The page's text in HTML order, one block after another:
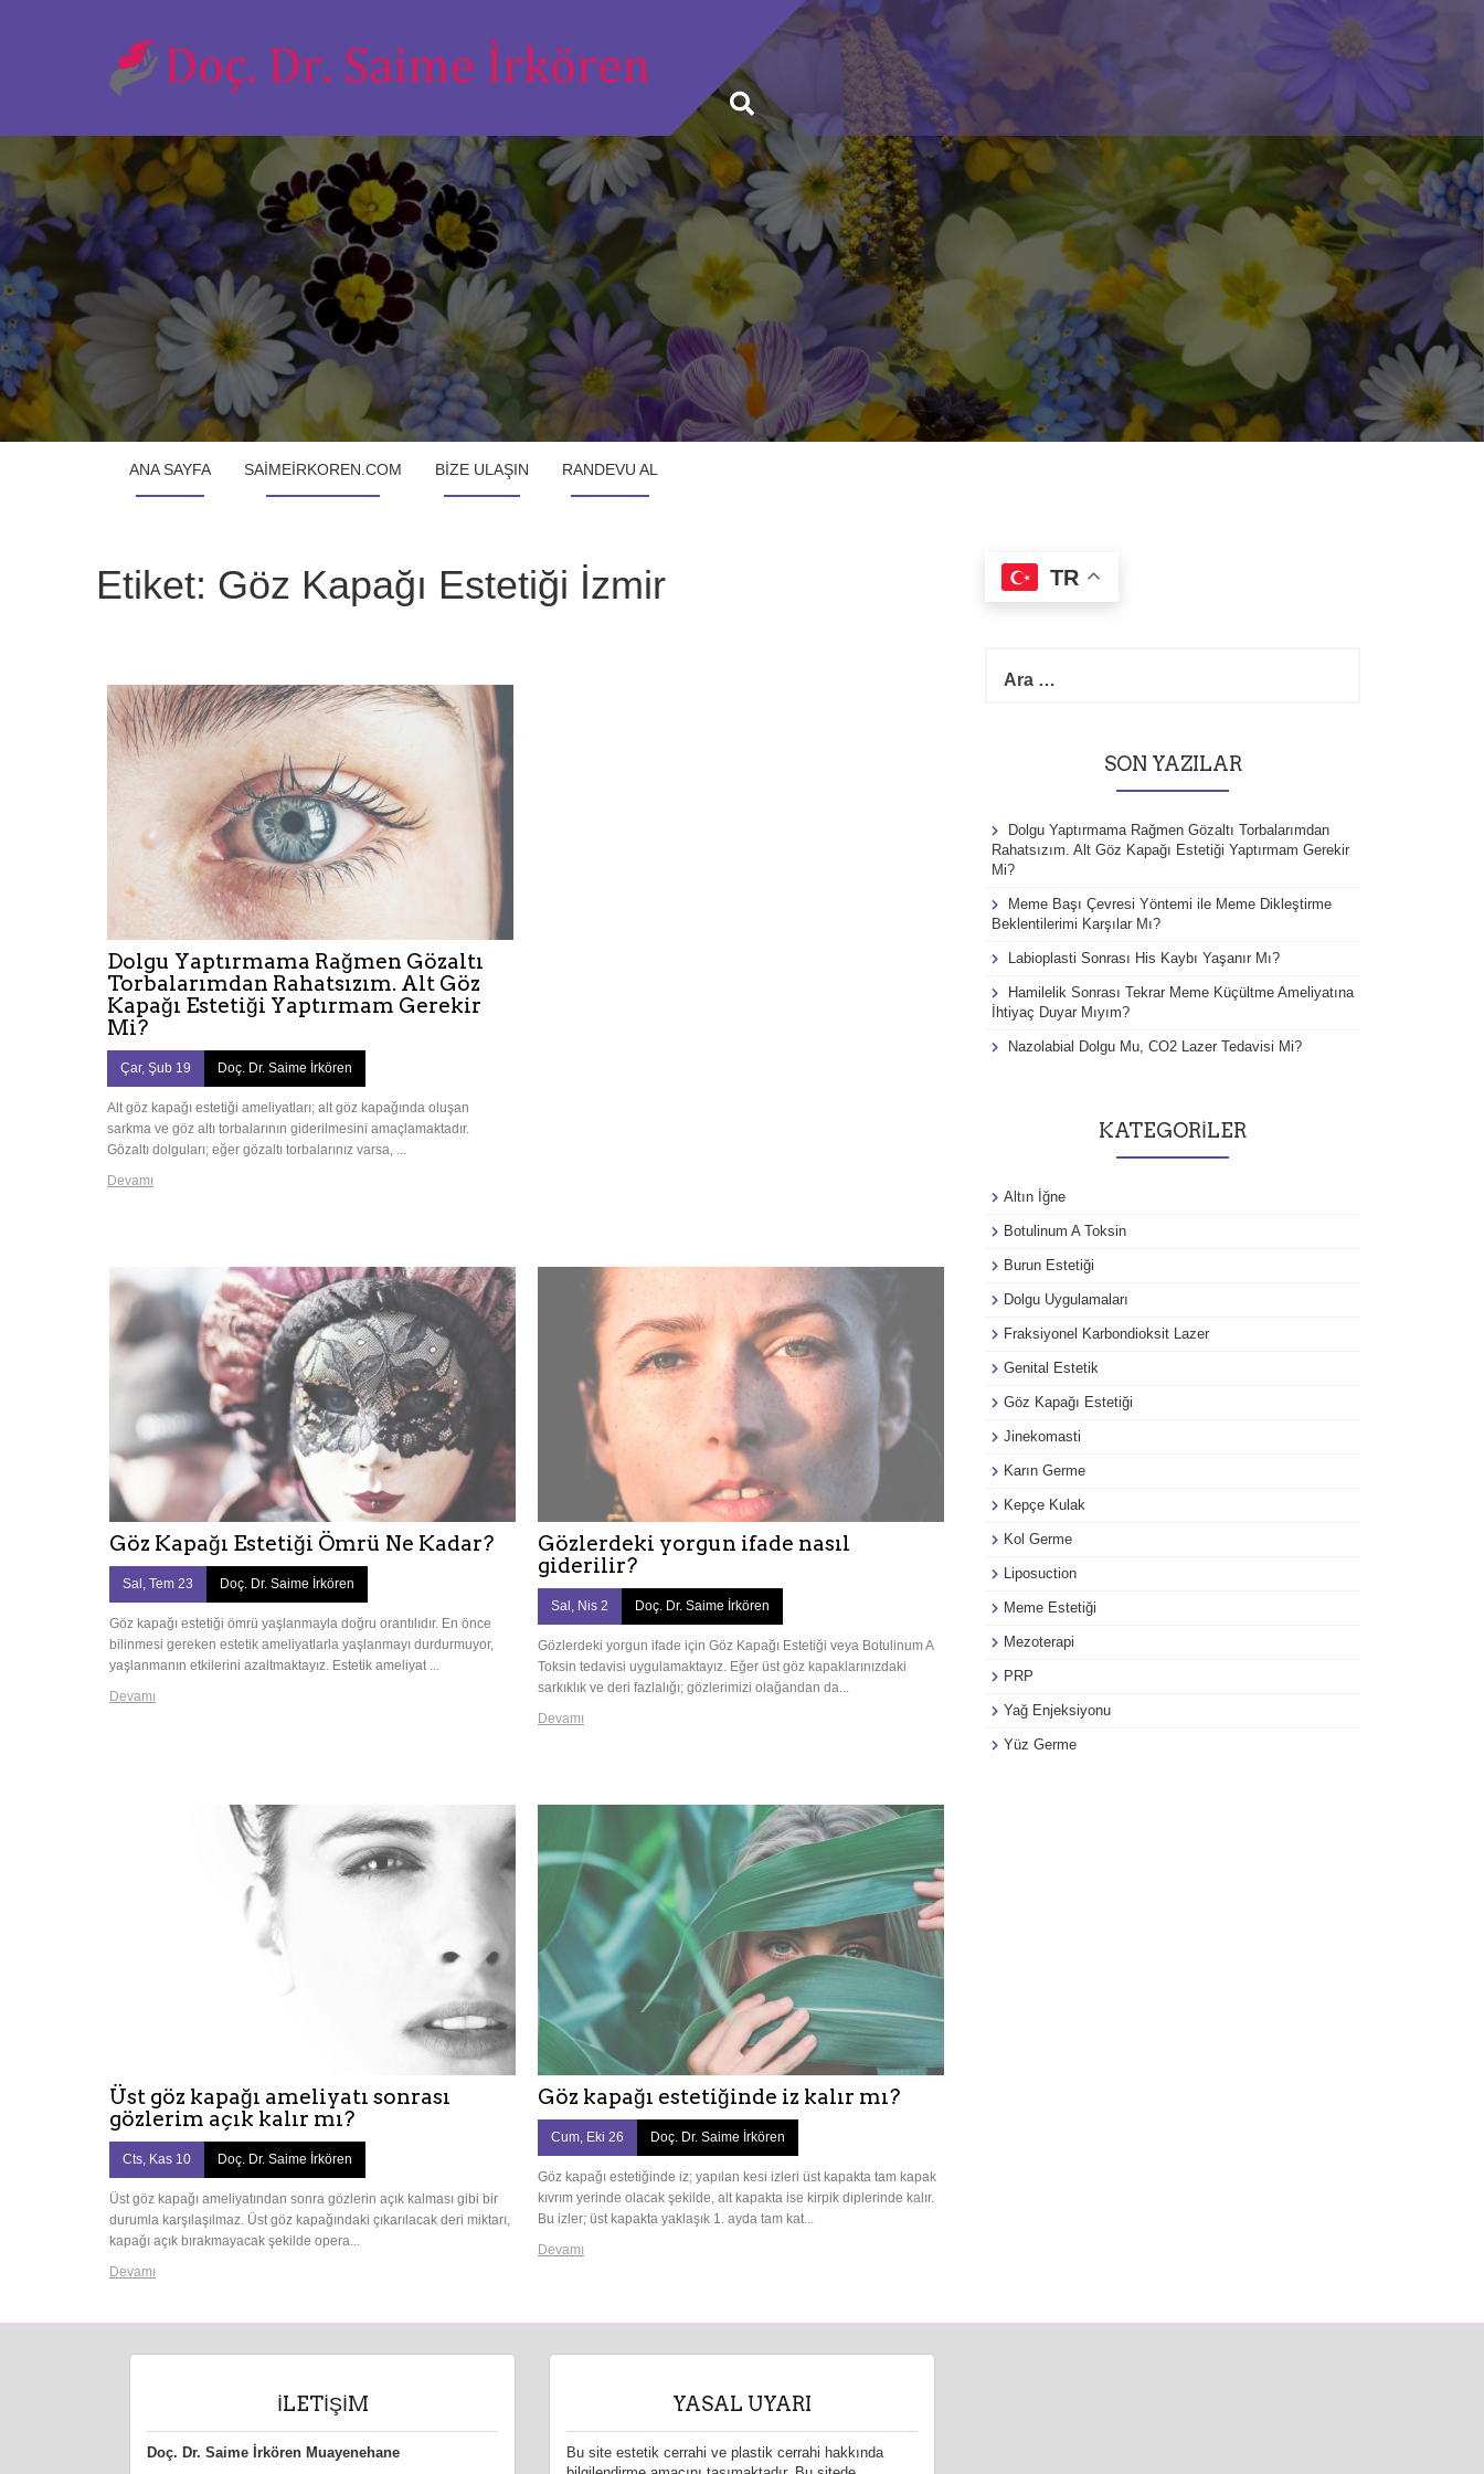
ANA SAYFA SAIMEIRKOREN.COM BIZE ULAŞIN RANDEVU AL
Etiket: Göz Kapağı Estetiği İzmir
Dolgu Yaptırmama Rağmen Gözaltı
Torbalarımdan Rahatsızım. Alt Göz
Kapağı Estetiği Yaptırmam Gerekir
Mi?
Çar, Şub 19 Doç. Dr. Saime İrkören
Alt göz kapağı estetiği ameliyatları; alt göz kapağında oluşan
sarkma ve göz altı torbalarının giderilmesini amaçlamaktadır.
Gözaltı dolguları; eğer gözaltı torbalarınız varsa, ...
Devamı
Göz Kapağı Estetiği Ömrü Ne Kadar?
Sal, Tem 23 Doç. Dr. Saime İrkören
Göz kapağı estetiği ömrü yaşlanmayla doğru orantılıdır. En önce
bilinmesi gereken estetik ameliyatlarla yaşlanmayı durdurmuyor,
yaşlanmanın etkilerini azaltmaktayız. Estetik ameliyat ...
Devamı
Gözlerdeki yorgun ifade nasıl
giderilir?
Sal, Nis 2 Doç. Dr. Saime İrkören
Gözlerdeki yorgun ifade için Göz Kapağı Estetiği veya Botulinum A
Toksin tedavisi uygulamaktayız. Eğer üst göz kapaklarınızdaki
sarkıklık ve deri fazlalığı; gözlerimizi olağandan da...
Devamı
Üst göz kapağı ameliyatı sonrası
gözlerim açık kalır mı?
Cts, Kas 10 Doç. Dr. Saime İrkören
Üst göz kapağı ameliyatından sonra gözlerin açık kalması gibi bir
durumla karşılaşılmaz. Üst göz kapağındaki çıkarılacak deri miktarı,
kapağı açık bırakmayacak şekilde opera...
Devamı
Göz kapağı estetiğinde iz kalır mı?
Cum, Eki 26 Doç. Dr. Saime İrkören
Göz kapağı estetiğinde iz; yapılan kesi izleri üst kapakta tam kapak
kıvrım yerinde olacak şekilde, alt kapakta ise kirpik diplerinde kalır.
Bu izler; üst kapakta yaklaşık 1. ayda tam kat...
Devamı
TR
SON YAZILAR
Dolgu Yaptırmama Rağmen Gözaltı Torbalarımdan
Rahatsızım. Alt Göz Kapağı Estetiği Yaptırmam Gerekir
Mi?
Meme Başı Çevresi Yöntemi ile Meme Dikleştirme
Beklentilerimi Karşılar Mı?
Labioplasti Sonrası His Kaybı Yaşanır Mı?
Hamilelik Sonrası Tekrar Meme Küçültme Ameliyatına
İhtiyaç Duyar Mıyım?
Nazolabial Dolgu Mu, CO2 Lazer Tedavisi Mi?
KATEGORILER
Altın İğne
Botulinum A Toksin
Burun Estetiği
Dolgu Uygulamaları
Fraksiyonel Karbondioksit Lazer
Genital Estetik
Göz Kapağı Estetiği
Jinekomasti
Karın Germe
Kepçe Kulak
Kol Germe
Liposuction
Meme Estetiği
Mezoterapi
PRP
Yağ Enjeksiyonu
Yüz Germe
İLETIŞIM
Doç. Dr. Saime İrkören Muayenehane
YASAL UYARI
Bu site estetik cerrahi ve plastik cerrahi hakkında